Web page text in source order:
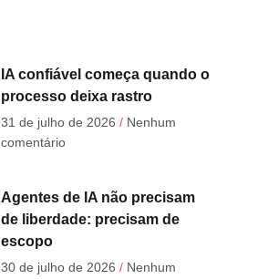
IA confiável começa quando o
processo deixa rastro
31 de julho de 2026 Nenhum
comentário
Agentes de IA não precisam
de liberdade: precisam de
escopo
30 de julho de 2026 Nenhum